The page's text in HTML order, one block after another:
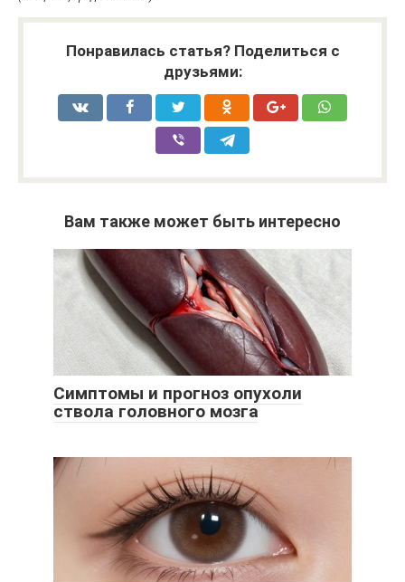
Понравилась статья? Поделиться с
друзьями:
Вам также может быть интересно
Симптомы и прогноз опухоли
ствола головного мозга